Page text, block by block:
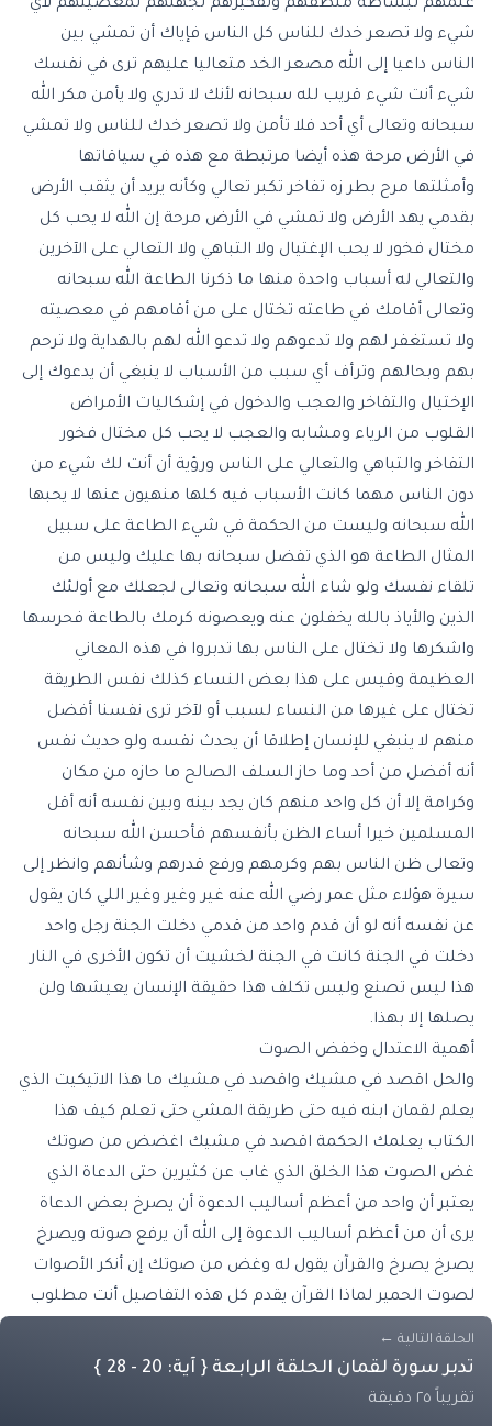
علمهم لبساطة منطقهم وتفكيرهم لجهلهم لمعصيتهم لأي
شيء ولا تصعر خدك للناس كل الناس فإياك أن تمشي بين
الناس داعيا إلى الله مصعر الخد متعاليا عليهم ترى في نفسك
شيء أنت شيء قريب لله سبحانه لأنك لا تدري ولا يأمن مكر الله
سبحانه وتعالى أي أحد فلا تأمن ولا تصعر خدك للناس ولا تمشي
في الأرض مرحة هذه أيضا مرتبطة مع هذه في سياقاتها
وأمثلتها مرح بطر زه تفاخر تكبر تعالي وكأنه يريد أن يثقب الأرض
بقدمي يهد الأرض ولا تمشي في الأرض مرحة إن الله لا يحب كل
مختال فخور لا يحب الإغتيال ولا التباهي ولا التعالي على الآخرين
والتعالي له أسباب واحدة منها ما ذكرنا الطاعة الله سبحانه
وتعالى أقامك في طاعته تختال على من أقامهم في معصيته
ولا تستغفر لهم ولا تدعوهم ولا تدعو الله لهم بالهداية ولا ترحم
بهم وبحالهم وترأف أي سبب من الأسباب لا ينبغي أن يدعوك إلى
الإختيال والتفاخر والعجب والدخول في إشكاليات الأمراض
القلوب من الرياء ومشابه والعجب لا يحب كل مختال فخور
التفاخر والتباهي والتعالي على الناس ورؤية أن أنت لك شيء من
دون الناس مهما كانت الأسباب فيه كلها منهيون عنها لا يحبها
الله سبحانه وليست من الحكمة في شيء الطاعة على سبيل
المثال الطاعة هو الذي تفضل سبحانه بها عليك وليس من
تلقاء نفسك ولو شاء الله سبحانه وتعالى لجعلك مع أولئك
الذين والأياذ بالله يخفلون عنه ويعصونه كرمك بالطاعة فحرسها
واشكرها ولا تختال على الناس بها تدبروا في هذه المعاني
العظيمة وقيس على هذا بعض النساء كذلك نفس الطريقة
تختال على غيرها من النساء لسبب أو لآخر ترى نفسنا أفضل
منهم لا ينبغي للإنسان إطلاقا أن يحدث نفسه ولو حديث نفس
أنه أفضل من أحد وما حاز السلف الصالح ما حازه من مكان
وكرامة إلا أن كل واحد منهم كان يجد بينه وبين نفسه أنه أقل
المسلمين خيرا أساء الظن بأنفسهم فأحسن الله سبحانه
وتعالى ظن الناس بهم وكرمهم ورفع قدرهم وشأنهم وانظر إلى
سيرة هؤلاء مثل عمر رضي الله عنه غير وغير وغير اللي كان يقول
عن نفسه أنه لو أن قدم واحد من قدمي دخلت الجنة رجل واحد
دخلت في الجنة كانت في الجنة لخشيت أن تكون الأخرى في النار
هذا ليس تصنع وليس تكلف هذا حقيقة الإنسان يعيشها ولن
يصلها إلا بهذا.
أهمية الاعتدال وخفض الصوت
والحل اقصد في مشيك واقصد في مشيك ما هذا الاتيكيت الذي
يعلم لقمان ابنه فيه حتى طريقة المشي حتى تعلم كيف هذا
الكتاب يعلمك الحكمة اقصد في مشيك اغضض من صوتك
غض الصوت هذا الخلق الذي غاب عن كثيرين حتى الدعاة الذي
يعتبر أن واحد من أعظم أساليب الدعوة أن يصرخ بعض الدعاة
يرى أن من أعظم أساليب الدعوة إلى الله أن يرفع صوته ويصرخ
يصرخ يصرخ والقرآن يقول له وغض من صوتك إن أنكر الأصوات
لصوت الحمير لماذا القرآن يقدم كل هذه التفاصيل أنت مطلوب
العظيم لأمم الأرض كيف ستخاطبهم بالحكم ومقتضى الحكمة
أن تقصد في مشيك وتغضض من صوتك الرقي والتحضر حتى
الحلقة التالية ←
تدبر سورة لقمان الحلقة الرابعة { آية: 20 - 28 }
تقريباً ٢٥ دقيقة